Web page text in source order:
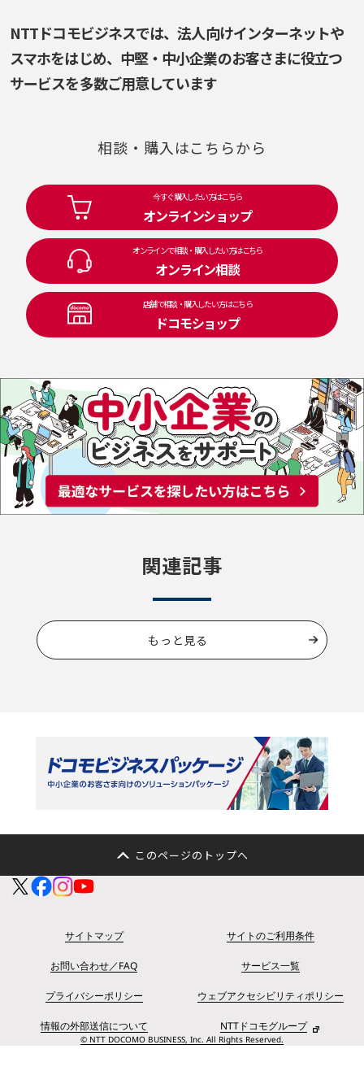
NTTドコモビジネスでは、法人向けインターネットや
スマホをはじめ、 中堅・中小企業のお客さまに役立つ
サービスを多数ご用意しています
相談・購入はこちらから
今すぐ購入したい方はこちら
オンラインショップ
オンラインで相談・購入したい方はこちら
オンライン相談
店舗で相談・購入したい方はこちら
ドコモショップ
関連記事
もっと見る
このページのトップへ
サイトマップ サイトのご利用条件
お問い合わせ／FAQ サービス一覧
プライバシーポリシー ウェブアクセシビリティポリシー
情報の外部送信について NTTドコモグループ
© NTT DOCOMO BUSINESS, Inc. All Rights Reserved.